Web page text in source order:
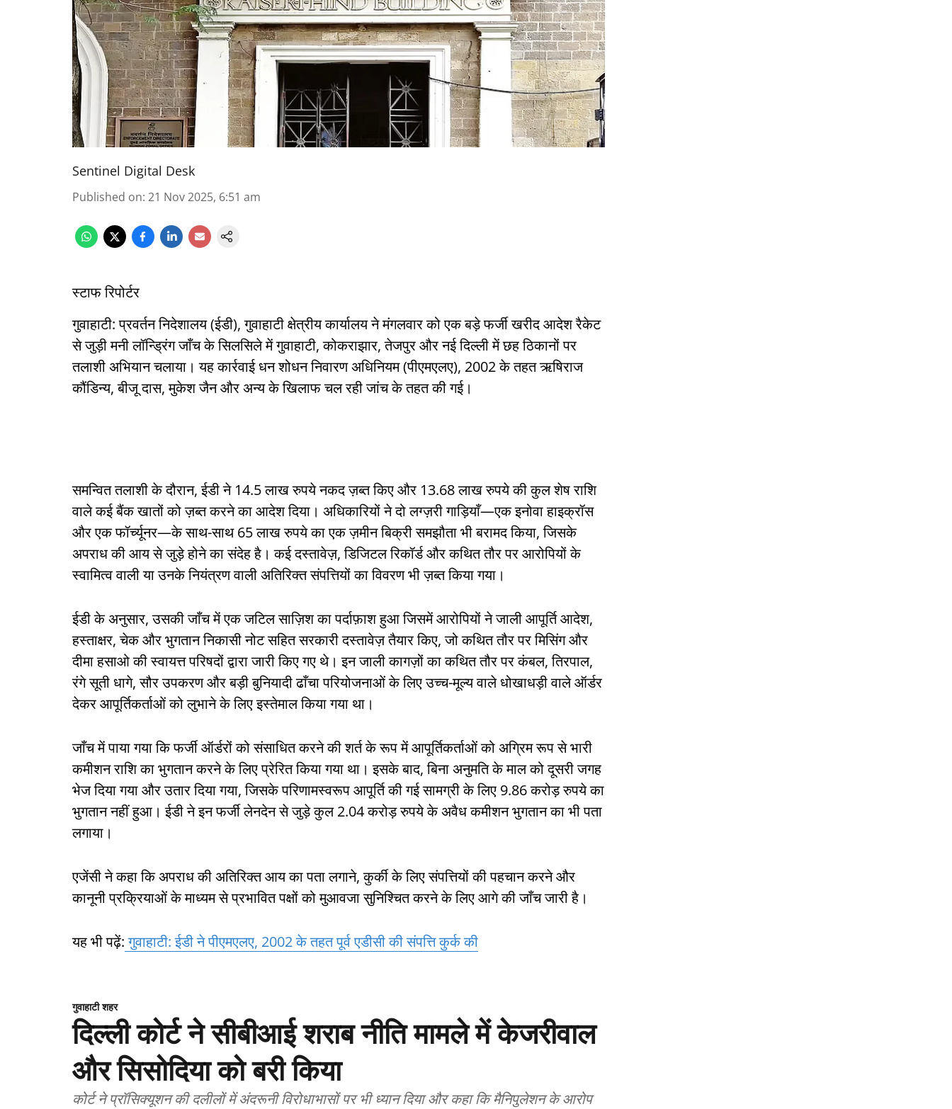
Sentinel Digital Desk
Published on: 21 Nov 2025, 6:51 am
स्टाफ रिपोर्टर
गुवाहाटी: प्रवर्तन निदेशालय (ईडी), गुवाहाटी क्षेत्रीय कार्यालय ने मंगलवार को एक बड़े फर्जी खरीद आदेश रैकेट
से जुड़ी मनी लॉन्ड्रिंग जाँच के सिलसिले में गुवाहाटी, कोकराझार, तेजपुर और नई दिल्ली में छह ठिकानों पर
तलाशी अभियान चलाया। यह कार्रवाई धन शोधन निवारण अधिनियम (पीएमएलए), 2002 के तहत ऋषिराज
कौंडिन्य, बीजू दास, मुकेश जैन और अन्य के खिलाफ चल रही जांच के तहत की गई।
समन्वित तलाशी के दौरान, ईडी ने 14.5 लाख रुपये नकद ज़ब्त किए और 13.68 लाख रुपये की कुल शेष राशि
वाले कई बैंक खातों को ज़ब्त करने का आदेश दिया। अधिकारियों ने दो लग्ज़री गाड़ियाँ—एक इनोवा हाइक्रॉस
और एक फॉर्च्यूनर—के साथ-साथ 65 लाख रुपये का एक ज़मीन बिक्री समझौता भी बरामद किया, जिसके
अपराध की आय से जुड़े होने का संदेह है। कई दस्तावेज़, डिजिटल रिकॉर्ड और कथित तौर पर आरोपियों के
स्वामित्व वाली या उनके नियंत्रण वाली अतिरिक्त संपत्तियों का विवरण भी ज़ब्त किया गया।
ईडी के अनुसार, उसकी जाँच में एक जटिल साज़िश का पर्दाफ़ाश हुआ जिसमें आरोपियों ने जाली आपूर्ति आदेश,
हस्ताक्षर, चेक और भुगतान निकासी नोट सहित सरकारी दस्तावेज़ तैयार किए, जो कथित तौर पर मिसिंग और
दीमा हसाओ की स्वायत्त परिषदों द्वारा जारी किए गए थे। इन जाली कागज़ों का कथित तौर पर कंबल, तिरपाल,
रंगे सूती धागे, सौर उपकरण और बड़ी बुनियादी ढाँचा परियोजनाओं के लिए उच्च-मूल्य वाले धोखाधड़ी वाले ऑर्डर
देकर आपूर्तिकर्ताओं को लुभाने के लिए इस्तेमाल किया गया था।
जाँच में पाया गया कि फर्जी ऑर्डरों को संसाधित करने की शर्त के रूप में आपूर्तिकर्ताओं को अग्रिम रूप से भारी
कमीशन राशि का भुगतान करने के लिए प्रेरित किया गया था। इसके बाद, बिना अनुमति के माल को दूसरी जगह
भेज दिया गया और उतार दिया गया, जिसके परिणामस्वरूप आपूर्ति की गई सामग्री के लिए 9.86 करोड़ रुपये का
भुगतान नहीं हुआ। ईडी ने इन फर्जी लेनदेन से जुड़े कुल 2.04 करोड़ रुपये के अवैध कमीशन भुगतान का भी पता
लगाया।
एजेंसी ने कहा कि अपराध की अतिरिक्त आय का पता लगाने, कुर्की के लिए संपत्तियों की पहचान करने और
कानूनी प्रक्रियाओं के माध्यम से प्रभावित पक्षों को मुआवजा सुनिश्चित करने के लिए आगे की जाँच जारी है।
यह भी पढ़ें:गुवाहाटी: ईडी ने पीएमएलए, 2002 के तहत पूर्व एडीसी की संपत्ति कुर्क की
गुवाहाटी शहर
दिल्ली कोर्ट ने सीबीआई शराब नीति मामले में केजरीवाल
और सिसोदिया को बरी किया
कोर्ट ने प्रॉसिक्यूशन की दलीलों में अंदरूनी विरोधाभासों पर भी ध्यान दिया और कहा कि मैनिपुलेशन के आरोप